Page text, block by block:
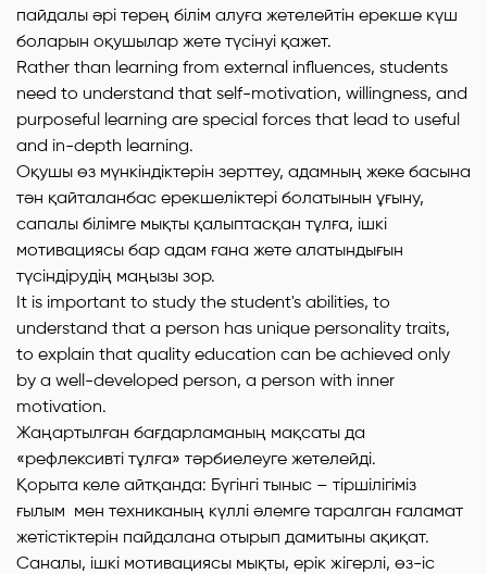
пайдалы әрі терең білім алуға жетелейтін ерекше күш
боларын оқушылар жете түсінуі қажет.
Rather than learning from external influences, students
need to understand that self-motivation, willingness, and
purposeful learning are special forces that lead to useful
and in-depth learning.
Оқушы өз мүнкіндіктерін зерттеу, адамның жеке басына
тән қайталанбас ерекшеліктері болатынын ұғыну,
сапалы білімге мықты қалыптасқан тұлға, ішкі
мотивациясы бар адам ғана жете алатындығын
түсіндірудің маңызы зор.
It is important to study the student's abilities, to
understand that a person has unique personality traits,
to explain that quality education can be achieved only
by a well-developed person, a person with inner
motivation.
Жаңартылған бағдарламаның мақсаты да
«рефлексивті тұлға» тәрбиелеуге жетелейді.
Қорыта келе айтқанда: Бүгінгі тыныс – тіршілігіміз
ғылым мен техниканың күллі әлемге таралган ғаламат
жетістіктерін пайдалана отырып дамитыны ақиқат.
Саналы, ішкі мотивациясы мықты, ерік жігерлі, өз-іс